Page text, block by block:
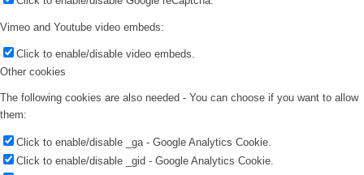
Vimeo and Youtube video embeds:
Click to enable/disable video embeds.
Other cookies
The following cookies are also needed - You can choose if you want to allow
them:
Click to enable/disable _ga - Google Analytics Cookie.
Click to enable/disable _gid - Google Analytics Cookie.